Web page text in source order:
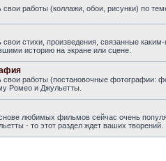
работы (коллажи, обои, рисунки) по
стихи, произведения, связанные
историю на экране или сцене.
работы (постановочные фотографии:
Ромео и Джульетты.
любимых фильмов сейчас очень
- то этот раздел ждет ваших творений.